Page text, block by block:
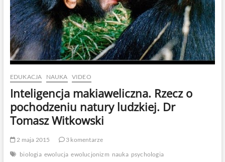
EDUKACJA NAUKA VIDEO
Inteligencja makiaweliczna. Rzecz o
pochodzeniu natury ludzkiej. Dr
Tomasz Witkowski
2 maja 2015
3 komentarze
biologia ewolucja ewolucjonizm nauka psychologia